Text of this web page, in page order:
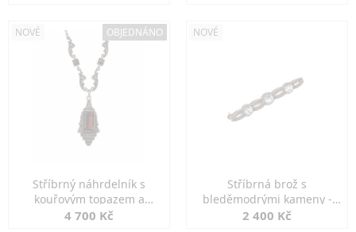
NOVÉ OBJEDNÁNO
Stříbrný náhrdelník s
kouřovým topazem a
markazity
4 700 Kč
NOVÉ
Stříbrná brož s
bleděmodrými kameny -
jemná elegance
2 400 Kč